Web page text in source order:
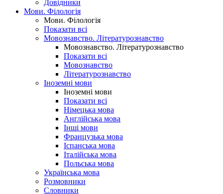
Довідники
Мови. Філологія
Мови. Філологія
Показати всі
Мовознавство. Літературознавство
Мовознавство. Літературознавство
Показати всі
Мовознавство
Літературознавство
Іноземні мови
Іноземні мови
Показати всі
Німецька мова
Англійська мова
Інші мови
Французька мова
Іспанська мова
Італійська мова
Польська мова
Українська мова
Розмовники
Словники